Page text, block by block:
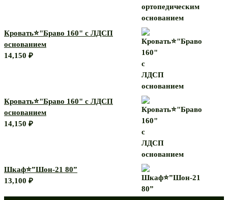
Кровать⭐"Браво 160" с ЛДСП
основанием
14,150 ₽
Кровать⭐"Браво 160" с ЛДСП
основанием
14,150 ₽
Шкаф⭐”Шон-21 80”
13,100 ₽